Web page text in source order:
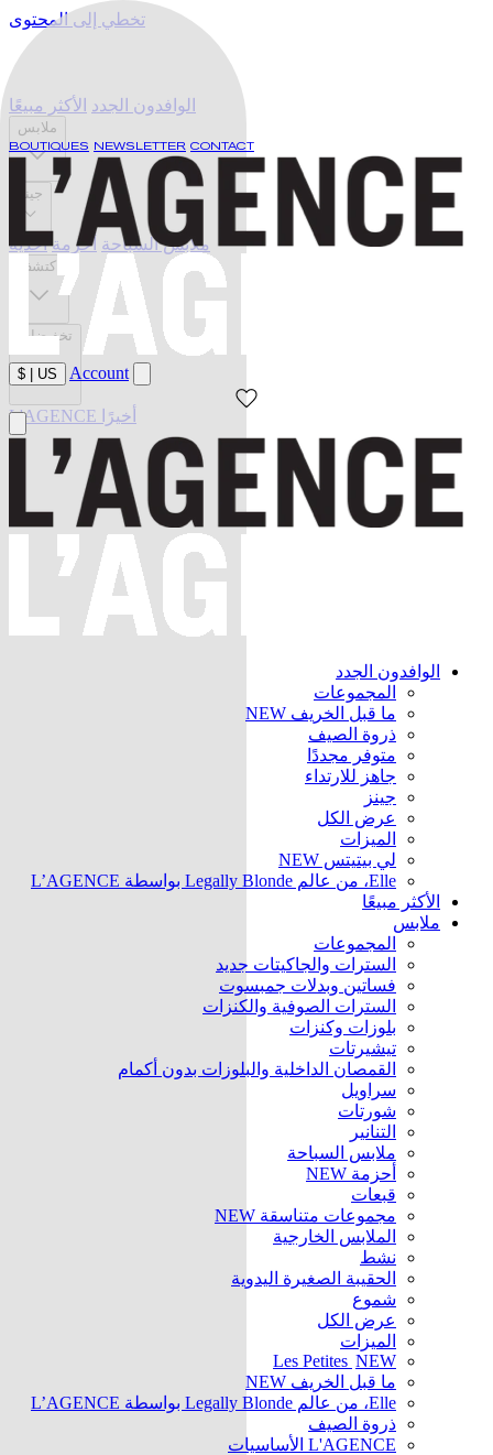
تخطي إلى المحتوى
BOUTIQUES NEWSLETTER CONTACT
US
$ Account
الوافدون الجدد
المجموعات
ما قبل الخريف NEW
ذروة الصيف
متوفر مجددًا
جاهز للارتداء
جينز
عرض الكل
الميزات
لي بيتيتس NEW
Elle، من عالم Legally Blonde بواسطة L’AGENCE
الأكثر مبيعًا
ملابس
المجموعات
السترات والجاكيتات جديد
فساتين وبدلات جمبسوت
السترات الصوفية والكنزات
بلوزات وكنزات
تيشيرتات
القمصان الداخلية والبلوزات بدون أكمام
سراويل
شورتات
التنانير
ملابس السباحة
أحزمة NEW
قبعات
مجموعات متناسقة NEW
الملابس الخارجية
نشط
الحقيبة الصغيرة اليدوية
شموع
عرض الكل
الميزات
Les Petites NEW
ما قبل الخريف NEW
Elle، من عالم Legally Blonde بواسطة L’AGENCE
ذروة الصيف
L'AGENCE الأساسيات
الوافدون الجدد الأكثر مبيعًا
ملابس
جينز
ملابس السباحة أحزمة أحذية
اكتشف
تخفيضات
L'AGENCE أخيرًا